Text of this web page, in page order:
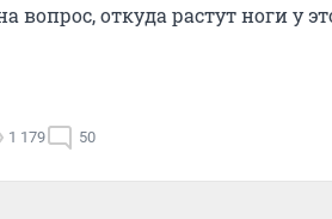
вопрос, откуда растут ноги у
1 179 50